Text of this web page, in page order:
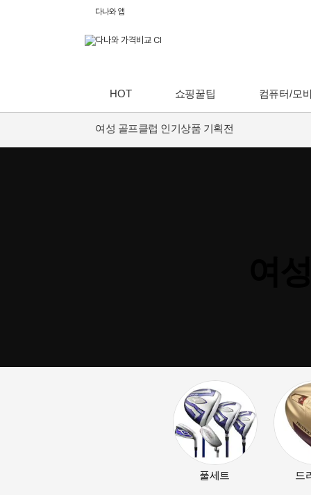
다나와 앱
HOT 쇼핑꿀팁 컴퓨터/모
여성 골프클럽 인기상품 기획전
풀세트 드